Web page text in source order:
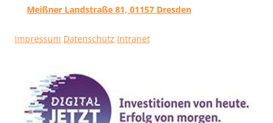
Meißner Landstraße 81, 01157 Dresden
Impressum Datenschutz Intranet